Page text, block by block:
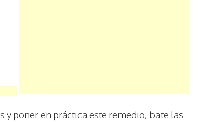
y poner en práctica este remedio, bate las